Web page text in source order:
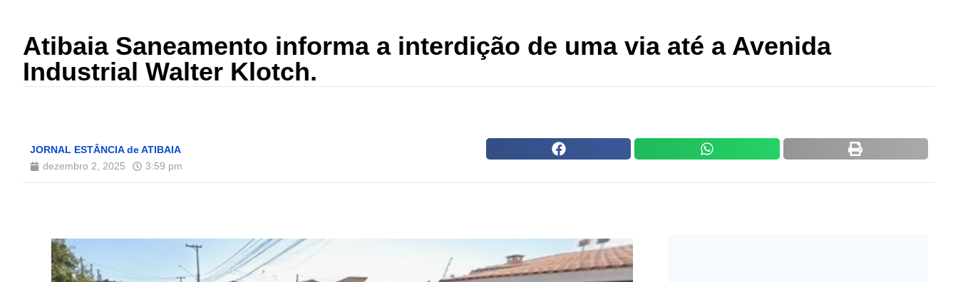
Atibaia Saneamento informa a interdição de uma via até a Avenida
Industrial Walter Klotch.
JORNAL ESTÂNCIA de ATIBAIA
dezembro 2, 2025
3:59 pm